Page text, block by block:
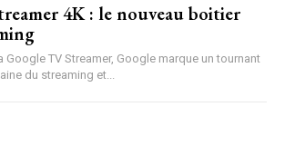
4K : le nouveau boitier
Google TV Streamer, Google marque un tournant
du streaming et...